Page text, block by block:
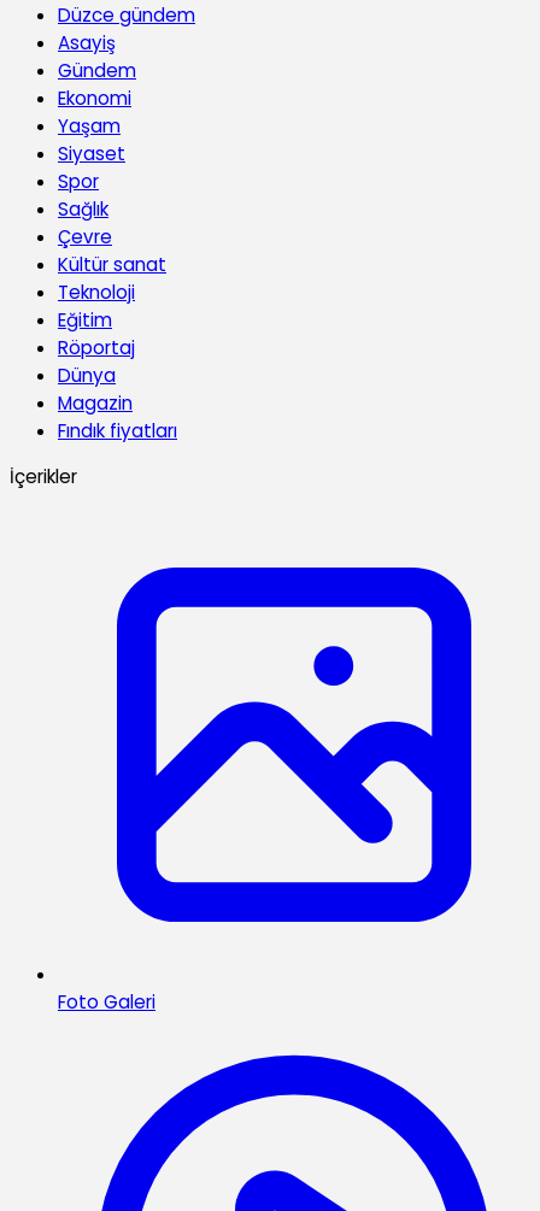
Düzce gündem
Asayiş
Gündem
Ekonomi
Yaşam
Siyaset
Spor
Sağlık
Çevre
Kültür sanat
Teknoloji
Eğitim
Röportaj
Dünya
Magazin
Fındık fiyatları
İçerikler
Foto Galeri